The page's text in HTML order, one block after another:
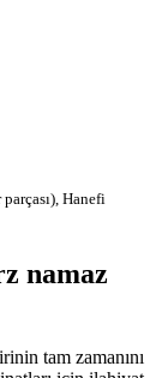
Hanefi
namaz
tam zamanını